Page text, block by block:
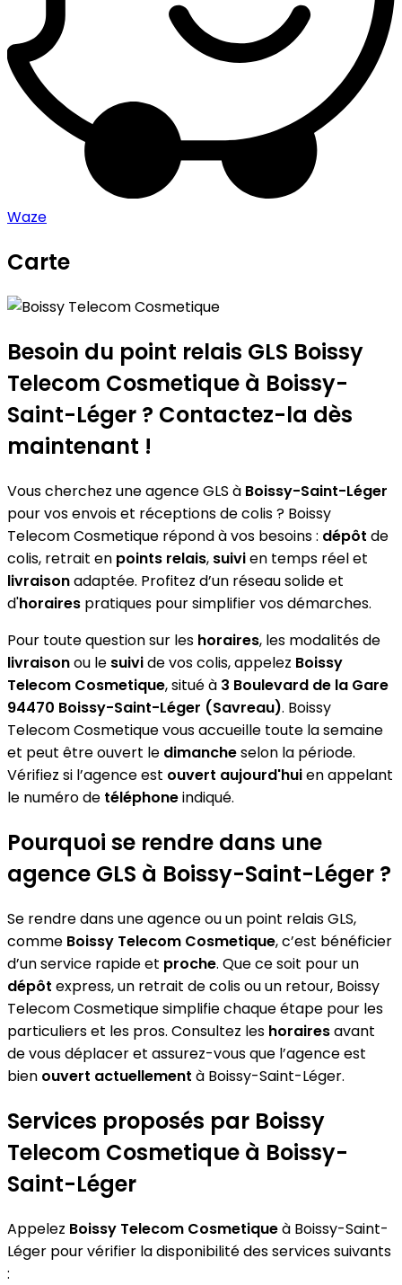
Waze
Carte
Boissy Telecom Cosmetique
+
−
Besoin du point relais GLS Boissy
Telecom Cosmetique à Boissy-
Saint-Léger ? Contactez-la dès
maintenant !
Vous cherchez une agence GLS à Boissy-Saint-Léger
pour vos envois et réceptions de colis ? Boissy
Telecom Cosmetique répond à vos besoins : dépôt de
colis, retrait en points relais, suivien temps réel et
livraisonadaptée. Profitez d’un réseau solide et
d'horaires pratiques pour simplifier vos démarches.
Pour toute question sur les horaires, les modalités de
livraisonou le suivide vos colis, appelez Boissy
Telecom Cosmetique, situé à 3 Boulevard de la Gare
94470 Boissy-Saint-Léger (Savreau). Boissy
Telecom Cosmetique vous accueille toute la semaine
et peut être ouvert le dimancheselon la période.
Vérifiez si l’agence est ouvert aujourd'huien appelant
le numéro de téléphoneindiqué.
Pourquoi se rendre dans une
agence GLS à Boissy-Saint-Léger ?
Se rendre dans une agence ou un point relais GLS,
comme Boissy Telecom Cosmetique, c’est bénéficier
d’un service rapide et proche. Que ce soit pour un
dépôt express, un retrait de colis ou un retour, Boissy
Telecom Cosmetique simplifie chaque étape pour les
particuliers et les pros. Consultez les horairesavant
de vous déplacer et assurez-vous que l’agence est
bien ouvert actuellement à Boissy-Saint-Léger.
Services proposés par Boissy
Telecom Cosmetique à Boissy-
Saint-Léger
Appelez Boissy Telecom Cosmetiqueà Boissy-Saint-
Léger pour vérifier la disponibilité des services suivants
: